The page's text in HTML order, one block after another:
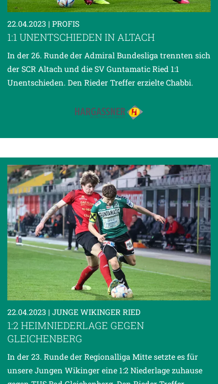
22.04.2023 | PROFIS
1:1 UNENTSCHIEDEN IN ALTACH
In der 26. Runde der Admiral Bundesliga trennten sich
der SCR Altach und die SV Guntamatic Ried 1:1
Unentschieden. Den Rieder Treffer erzielte Chabbi.
22.04.2023 | JUNGE WIKINGER RIED
1:2 HEIMNIEDERLAGE GEGEN
GLEICHENBERG
In der 23. Runde der Regionalliga Mitte setzte es für
unsere Jungen Wikinger eine 1:2 Niederlage zuhause